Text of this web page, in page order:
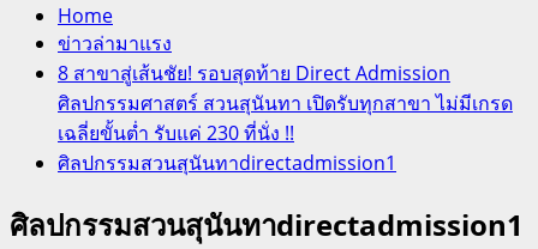
Home
ข่าวล่ามาแรง
8 สาขาสู่เส้นชัย! รอบสุดท้าย Direct Admission
ศิลปกรรมศาสตร์ สวนสุนันทา เปิดรับทุกสาขา ไม่มีเกรด
เฉลี่ยขั้นต่ำ รับแค่ 230 ที่นั่ง !!
ศิลปกรรมสวนสุนันทาdirectadmission1
ศิลปกรรมสวนสุนันทาdirectadmission1